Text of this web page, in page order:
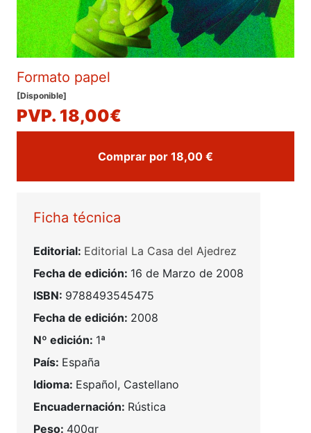
Formato papel
[Disponible]
PVP. 18,00€
Comprar por 18,00 €
Ficha técnica
Editorial: Editorial La Casa del Ajedrez
Fecha de edición: 16 de Marzo de 2008
ISBN: 9788493545475
Fecha de edición: 2008
Nº edición: 1ª
País: España
Idioma: Español, Castellano
Encuadernación: Rústica
Peso: 400gr